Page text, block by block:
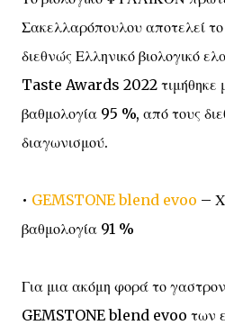
Σακελλαρόπουλου αποτελεί
διεθνώς Ελληνικό βιολογικό
Taste Awards 2022 τιμήθηκε
βαθμολογία 95 %, από τους
διαγωνισμού.
• GEMSTONE blend evoo –
βαθμολογία 91 %
Για μια ακόμη φορά το
GEMSTONE blend evoo των